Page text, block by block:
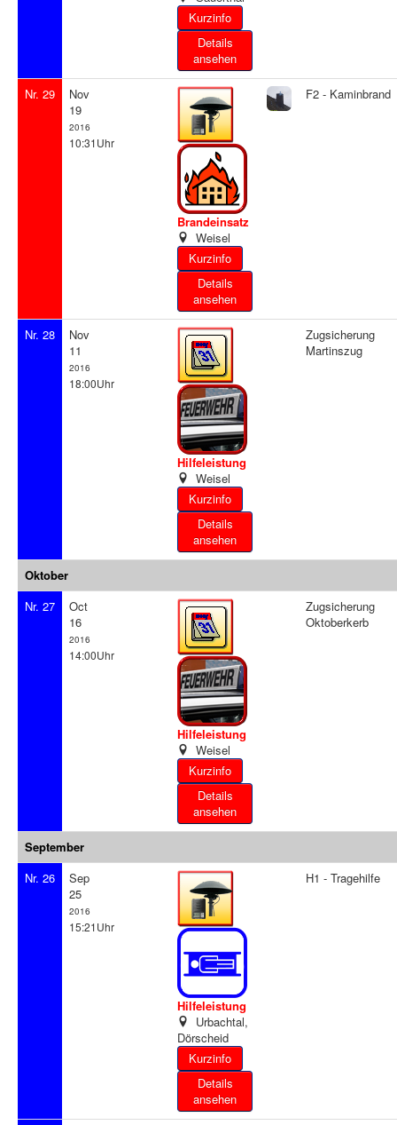
Details
ansehen
Nr. 29
Nov
19
2016
10:31Uhr
Brandeinsatz
Weisel
Details
ansehen
F2 - Kaminbrand
Nr. 28
Nov
11
2016
18:00Uhr
Hilfeleistung
Weisel
Details
ansehen
Zugsicherung
Martinszug
Oktober
Nr. 27
Oct
16
2016
14:00Uhr
Hilfeleistung
Weisel
Details
ansehen
Zugsicherung
Oktoberkerb
September
Nr. 26
Sep
25
2016
15:21Uhr
Hilfeleistung
Urbachtal,
Dörscheid
Details
ansehen
H1 - Tragehilfe